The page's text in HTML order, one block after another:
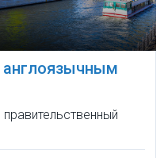
англоязычным